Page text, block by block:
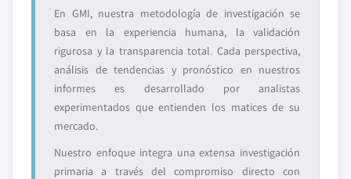
En GMI, nuestra metodología de investigación se
basa en la experiencia humana, la validación
rigurosa y la transparencia total. Cada perspectiva,
análisis de tendencias y pronóstico en nuestros
informes es desarrollado por analistas
experimentados que entienden los matices de su
mercado.
Nuestro enfoque integra una extensa investigación
primaria a través del compromiso directo con